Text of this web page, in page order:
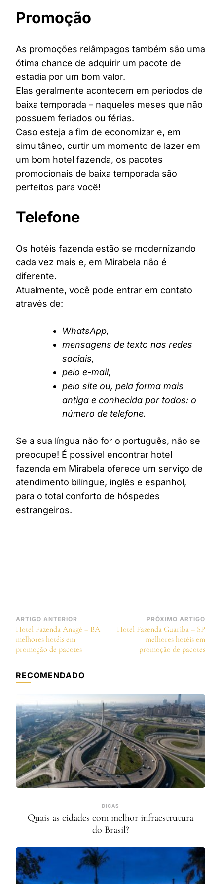
Promoção
As promoções relâmpagos também são uma
ótima chance de adquirir um pacote de
estadia por um bom valor.
Elas geralmente acontecem em períodos de
baixa temporada – naqueles meses que não
possuem feriados ou férias.
Caso esteja a fim de economizar e, em
simultâneo, curtir um momento de lazer em
um bom hotel fazenda, os pacotes
promocionais de baixa temporada são
perfeitos para você!
Telefone
Os hotéis fazenda estão se modernizando
cada vez mais e, em Mirabela não é
diferente.
Atualmente, você pode entrar em contato
através de:
WhatsApp,
mensagens de texto nas redes
sociais,
pelo e-mail,
pelo site ou, pela forma mais
antiga e conhecida por todos: o
número de telefone.
Se a sua língua não for o português, não se
preocupe! É possível encontrar hotel
fazenda em Mirabela oferece um serviço de
atendimento bilíngue, inglês e espanhol,
para o total conforto de hóspedes
estrangeiros.
Navegação
de
post
ARTIGO ANTERIOR
Hotel Fazenda Anagé – BA
melhores hotéis em
promoção de pacotes
PRÓXIMO ARTIGO
Hotel Fazenda Guariba – SP
melhores hotéis em
promoção de pacotes
RECOMENDADO
DICAS
Quais as cidades com melhor infraestrutura
do Brasil?